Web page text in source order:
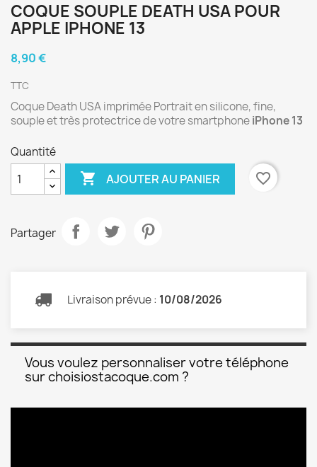
COQUE SOUPLE DEATH USA POUR
APPLE IPHONE 13
8,90 €
TTC
Coque Death USA imprimée Portrait en silicone, fine,
souple et très protectrice de votre smartphoneiPhone 13
Quantité
 AJOUTER AU PANIER favorite_border
Partager
Livraison prévue : 10/08/2026
Vous voulez personnaliser votre téléphone
sur choisiostacoque.com ?